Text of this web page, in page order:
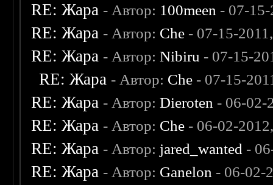
RE: Жара - Автор: 100meen - 07-
RE: Жара - Автор: Che - 07-15-
RE: Жара - Автор:Nibiru - 07-15-
RE: Жара - Автор: Che - 07-15-
RE: Жара - Автор:Dieroten - 06-02-
RE: Жара - Автор: Che - 06-02-
RE: Жара - Автор: jared_wanted -
RE: Жара - Автор: Ganelon - 06-02-